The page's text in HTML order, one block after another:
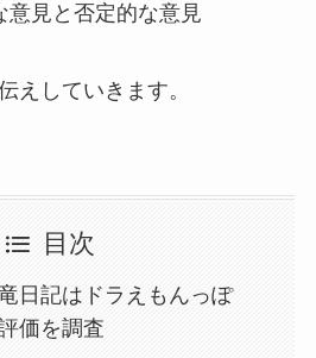
意見と否定的な意見
えしていきます。
目次
日記はドラえもんっぽ
価を調査